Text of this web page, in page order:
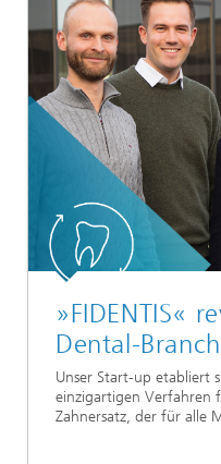
»FIDENTIS«
Dental-
Unser Start-up etabliert
einzigartigen Verfahren
Zahnersatz, der für alle